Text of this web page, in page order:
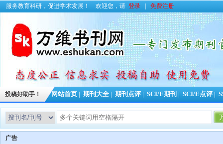
服务教育科研，促进学术发展！ 欢迎您，请 登录 免费注册
投稿好助手！ 网站首页 期刊大全 期刊点评 SCI/E期刊 SCI/E点评
广告